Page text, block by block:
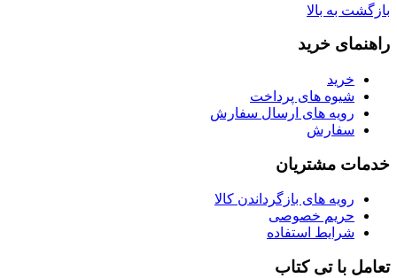
بازگشت به بالا
راهنمای خرید
خرید
شیوه های پرداخت
رویه های ارسال سفارش
سفارش
خدمات مشتریان
رویه های بازگرداندن کالا
حریم خصوصی
شرایط استفاده
تعامل با تی کتاب